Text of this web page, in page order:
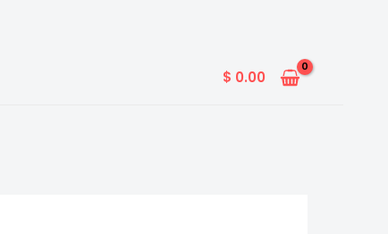
$ 0.00